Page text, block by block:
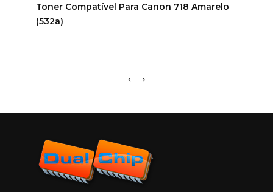
Toner Compatível Para Canon 718 Amarelo
(532a)